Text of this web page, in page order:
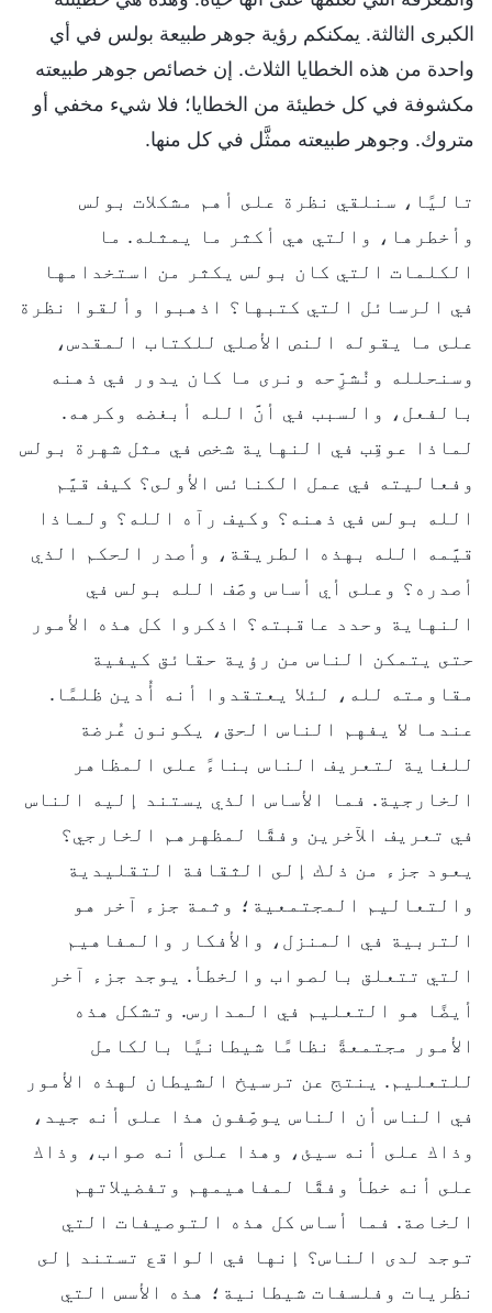
الكبرى الثالثة. يمكنكم رؤية جوهر طبيعة بولس في أي
واحدة من هذه الخطايا الثلاث. إن خصائص جوهر طبيعته
مكشوفة في كل خطيئة من الخطايا؛ فلا شيء مخفي أو
متروك. وجوهر طبيعته ممثَّل في كل منها.
تاليًا، سنلقي نظرة على أهم مشكلات بولس
وأخطرها، والتي هي أكثر ما يمثله. ما
الكلمات التي كان بولس يكثر من استخدامها
في الرسائل التي كتبها؟ اذهبوا وألقوا نظرة
على ما يقوله النص الأصلي للكتاب المقدس،
وسنحلله ونُشرِّحه ونرى ما كان يدور في ذهنه
بالفعل، والسبب في أنَّ الله أبغضه وكرهه.
لماذا عوقِب في النهاية شخص في مثل شهرة بولس
وفعاليته في عمل الكنائس الأولى؟ كيف قيَّم
الله بولس في ذهنه؟ وكيف رآه الله؟ ولماذا
قيَّمه الله بهذه الطريقة، وأصدر الحكم الذي
أصدره؟ وعلى أي أساس وصَّف الله بولس في
النهاية وحدد عاقبته؟ اذكروا كل هذه الأمور
حتى يتمكن الناس من رؤية حقائق كيفية
مقاومته لله، لئلا يعتقدوا أنه أُدين ظلمًا.
عندما لا يفهم الناس الحق، يكونون عُرضة
للغاية لتعريف الناس بناءً على المظاهر
الخارجية. فما الأساس الذي يستند إليه الناس
في تعريف الآخرين وفقًا لمظهرهم الخارجي؟
يعود جزء من ذلك إلى الثقافة التقليدية
والتعاليم المجتمعية؛ وثمة جزء آخر هو
التربية في المنزل، والأفكار والمفاهيم
التي تتعلق بالصواب والخطأ. يوجد جزء آخر
أيضًا هو التعليم في المدارس. وتشكل هذه
الأمور مجتمعةً نظامًا شيطانيًا بالكامل
للتعليم. ينتج عن ترسيخ الشيطان لهذه الأمور
في الناس أن الناس يوصِّفون هذا على أنه جيد،
وذاك على أنه سيئ، وهذا على أنه صواب، وذاك
على أنه خطأ وفقًا لمفاهيمهم وتفضيلاتهم
الخاصة. فما أساس كل هذه التوصيفات التي
توجد لدى الناس؟ إنها في الواقع تستند إلى
نظريات وفلسفات شيطانية؛ هذه الأسس التي